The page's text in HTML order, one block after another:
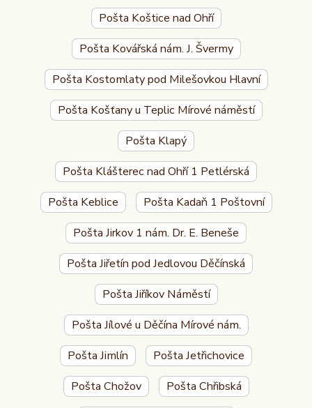
Pošta Koštice nad Ohří
Pošta Kovářská nám. J. Švermy
Pošta Kostomlaty pod Milešovkou Hlavní
Pošta Košťany u Teplic Mírové náměstí
Pošta Klapý
Pošta Klášterec nad Ohří 1 Petlérská
Pošta Keblice
Pošta Kadaň 1 Poštovní
Pošta Jirkov 1 nám. Dr. E. Beneše
Pošta Jiřetín pod Jedlovou Děčínská
Pošta Jiříkov Náměstí
Pošta Jílové u Děčína Mírové nám.
Pošta Jimlín
Pošta Jetřichovice
Pošta Chožov
Pošta Chřibská